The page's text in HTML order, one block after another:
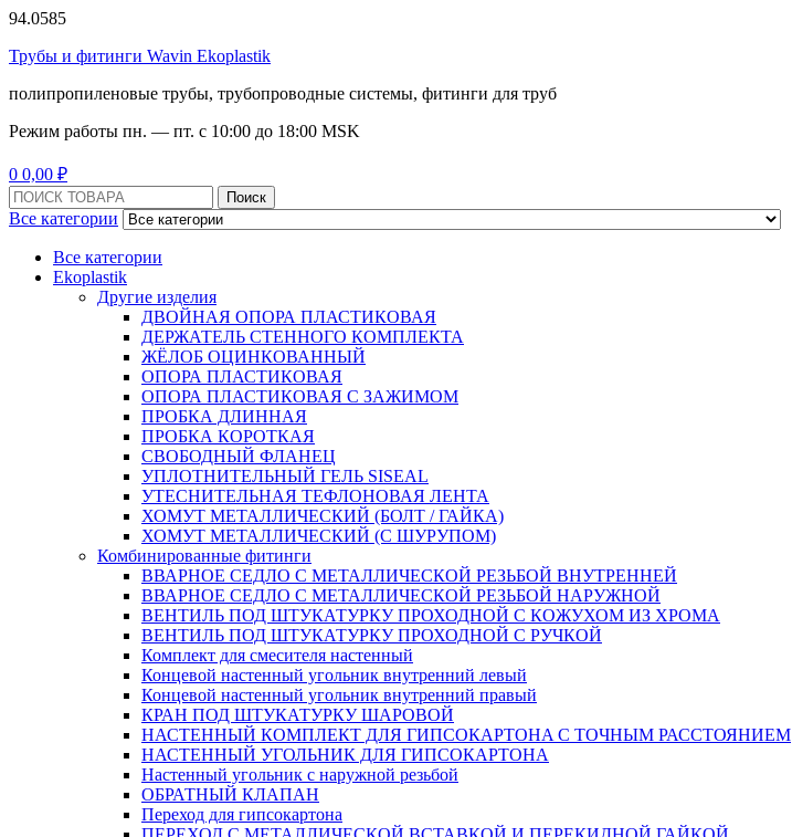
94.0585
Трубы и фитинги Wavin Ekoplastik
полипропиленовые трубы, трубопроводные системы, фитинги для труб
Режим работы пн. — пт. с 10:00 до 18:00 MSK
0 0,00 ₽
Поиск:
Поиск
Все категории
Все категории
Ekoplastik
Другие изделия
ДВОЙНАЯ ОПОРА ПЛАСТИКОВАЯ
ДЕРЖАТЕЛЬ СТЕННОГО КОМПЛЕКТА
ЖЁЛОБ ОЦИНКОВАННЫЙ
ОПОРА ПЛАСТИКОВАЯ
ОПОРА ПЛАСТИКОВАЯ С ЗАЖИМОМ
ПРОБКА ДЛИННАЯ
ПРОБКА КОРОТКАЯ
СВОБОДНЫЙ ФЛАНЕЦ
УПЛОТНИТЕЛЬНЫЙ ГЕЛЬ SISEAL
УТЕСНИТЕЛЬНАЯ ТЕФЛОНОВАЯ ЛЕНТА
ХОМУТ МЕТАЛЛИЧЕСКИЙ (БОЛТ / ГАЙКА)
ХОМУТ МЕТАЛЛИЧЕСКИЙ (С ШУРУПОМ)
Комбинированные фитинги
ВВАРНОЕ СЕДЛО С МЕТАЛЛИЧЕСКОЙ РЕЗЬБОЙ ВНУТРЕННЕЙ
ВВАРНОЕ СЕДЛО С МЕТАЛЛИЧЕСКОЙ РЕЗЬБОЙ НАРУЖНОЙ
ВЕНТИЛЬ ПОД ШТУКАТУРКУ ПРОХОДНОЙ С КОЖУХОМ ИЗ ХРОМА
ВЕНТИЛЬ ПОД ШТУКАТУРКУ ПРОХОДНОЙ С РУЧКОЙ
Комплект для смесителя настенный
Концевой настенный угольник внутренний левый
Концевой настенный угольник внутренний правый
КРАН ПОД ШТУКАТУРКУ ШАРОВОЙ
НАСТЕННЫЙ КОМПЛЕКТ ДЛЯ ГИПСОКАРТОНA С ТОЧНЫМ РАССТОЯНИЕМ
НАСТЕННЫЙ УГОЛЬНИК ДЛЯ ГИПСОКАРТОНА
Настенный угольник с наружной резьбой
ОБРАТНЫЙ КЛАПАН
Переход для гипсокартона